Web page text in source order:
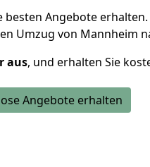
besten Angebote erhalten.
Umzug von Mannheim
aus, und erhalten Sie
Angebote erhalten